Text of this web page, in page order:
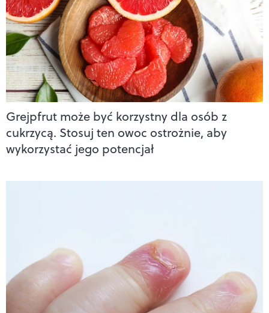
Grejpfrut może być korzystny dla osób z
cukrzycą. Stosuj ten owoc ostrożnie, aby
wykorzystać jego potencjał